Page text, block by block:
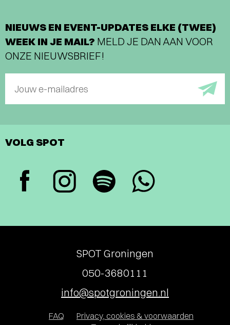
NIEUWS EN EVENT-UPDATES ELKE (TWEE)
WEEK IN JE MAIL? MELD JE DAN AAN VOOR
ONZE NIEUWSBRIEF!
Jouw e-mailadres
VOLG SPOT
SPOT Groningen
050-3680111
info@spotgroningen.nl
FAQ
Privacy, cookies & voorwaarden